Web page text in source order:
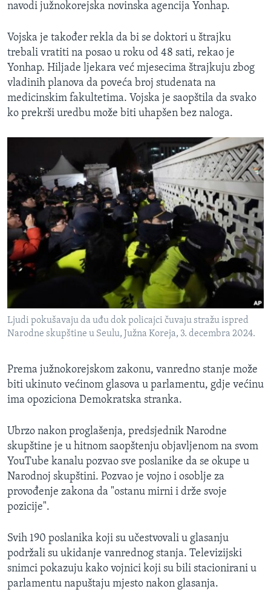
navodi južnokorejska novinska agencija Yonhap.
Vojska je također rekla da bi se doktori u štrajku
trebali vratiti na posao u roku od 48 sati, rekao je
Yonhap. Hiljade ljekara već mjesecima štrajkuju zbog
vladinih planova da poveća broj studenata na
medicinskim fakultetima. Vojska je saopštila da svako
ko prekrši uredbu može biti uhapšen bez naloga.
Ljudi pokušavaju da uđu dok policajci čuvaju stražu ispred
Narodne skupštine u Seulu, Južna Koreja, 3. decembra 2024.
Prema južnokorejskom zakonu, vanredno stanje može
biti ukinuto većinom glasova u parlamentu, gdje većinu
ima opoziciona Demokratska stranka.
Ubrzo nakon proglašenja, predsjednik Narodne
skupštine je u hitnom saopštenju objavljenom na svom
YouTube kanalu pozvao sve poslanike da se okupe u
Narodnoj skupštini. Pozvao je vojno i osoblje za
provođenje zakona da "ostanu mirni i drže svoje
pozicije".
Svih 190 poslanika koji su učestvovali u glasanju
podržali su ukidanje vanrednog stanja. Televizijski
snimci pokazuju kako vojnici koji su bili stacionirani u
parlamentu napuštaju mjesto nakon glasanja.